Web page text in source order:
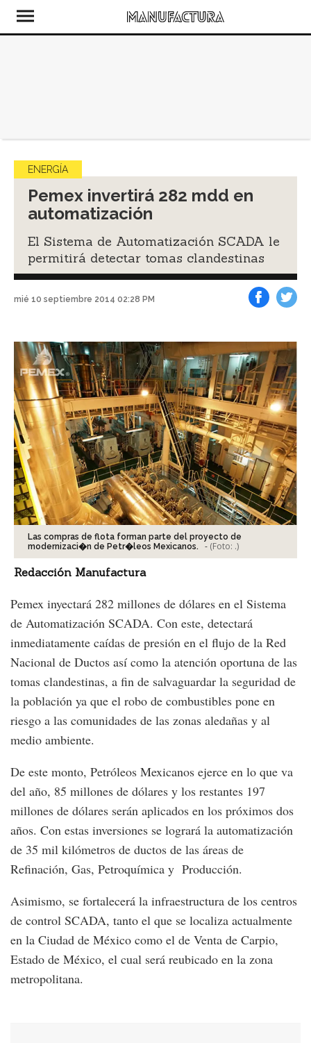
ENERGÍA
Pemex invertirá 282 mdd en
automatización
El Sistema de Automatización SCADA le
permitirá detectar tomas clandestinas
mié 10 septiembre 2014 02:28 PM
Las compras de flota forman parte del proyecto de
modernizaci�n de Petr�leos Mexicanos.
- (Foto: .)
Redacción Manufactura
Pemex inyectará 282 millones de dólares en el Sistema
de Automatización SCADA. Con este, detectará
inmediatamente caídas de presión en el flujo de la Red
Nacional de Ductos así como la atención oportuna de las
tomas clandestinas, a fin de salvaguardar la seguridad de
la población ya que el robo de combustibles pone en
riesgo a las comunidades de las zonas aledañas y al
medio ambiente.
De este monto, Petróleos Mexicanos ejerce en lo que va
del año, 85 millones de dólares y los restantes 197
millones de dólares serán aplicados en los próximos dos
años. Con estas inversiones se logrará la automatización
de 35 mil kilómetros de ductos de las áreas de
Refinación, Gas, Petroquímica y Producción.
Asimismo, se fortalecerá la infraestructura de los centros
de control SCADA, tanto el que se localiza actualmente
en la Ciudad de México como el de Venta de Carpio,
Estado de México, el cual será reubicado en la zona
metropolitana.